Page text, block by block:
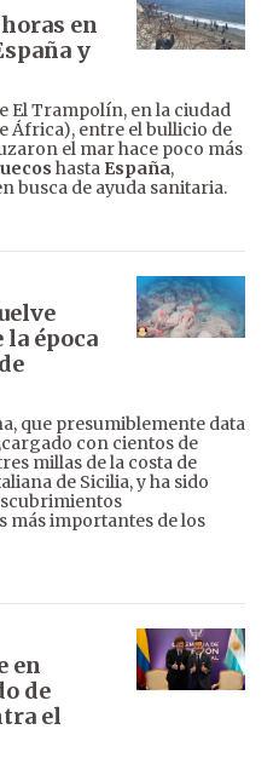
en
y
El Trampolín, en la ciudad
África), entre el bullicio de
el mar hace poco más
hasta España,
busca de ayuda sanitaria.
la época
que presumiblemente data
con cientos de
millas de la costa de
de Sicilia, y ha sido
más importantes de los
en
de
el